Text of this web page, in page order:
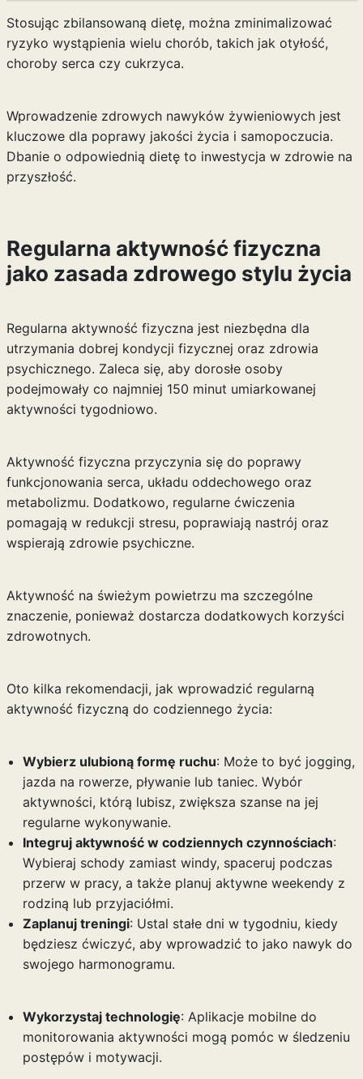
Stosując zbilansowaną dietę, można zminimalizować
ryzyko wystąpienia wielu chorób, takich jak otyłość,
choroby serca czy cukrzyca.
Wprowadzenie zdrowych nawyków żywieniowych jest
kluczowe dla poprawy jakości życia i samopoczucia.
Dbanie o odpowiednią dietę to inwestycja w zdrowie na
przyszłość.
Regularna aktywność fizyczna
jako zasada zdrowego stylu życia
Regularna aktywność fizyczna jest niezbędna dla
utrzymania dobrej kondycji fizycznej oraz zdrowia
psychicznego. Zaleca się, aby dorosłe osoby
podejmowały co najmniej 150 minut umiarkowanej
aktywności tygodniowo.
Aktywność fizyczna przyczynia się do poprawy
funkcjonowania serca, układu oddechowego oraz
metabolizmu. Dodatkowo, regularne ćwiczenia
pomagają w redukcji stresu, poprawiają nastrój oraz
wspierają zdrowie psychiczne.
Aktywność na świeżym powietrzu ma szczególne
znaczenie, ponieważ dostarcza dodatkowych korzyści
zdrowotnych.
Oto kilka rekomendacji, jak wprowadzić regularną
aktywność fizyczną do codziennego życia:
Wybierz ulubioną formę ruchu: Może to być jogging,
jazda na rowerze, pływanie lub taniec. Wybór
aktywności, którą lubisz, zwiększa szanse na jej
regularne wykonywanie.
Integruj aktywność w codziennych czynnościach:
Wybieraj schody zamiast windy, spaceruj podczas
przerw w pracy, a także planuj aktywne weekendy z
rodziną lub przyjaciółmi.
Zaplanuj treningi: Ustal stałe dni w tygodniu, kiedy
będziesz ćwiczyć, aby wprowadzić to jako nawyk do
swojego harmonogramu.
Wykorzystaj technologię: Aplikacje mobilne do
monitorowania aktywności mogą pomóc w śledzeniu
postępów i motywacji.